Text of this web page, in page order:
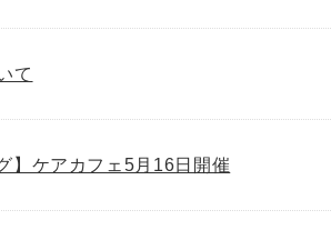
て
】ケアカフェ5月16日開催